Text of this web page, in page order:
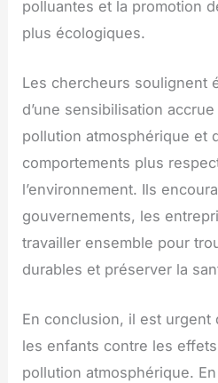
polluantes et la promotion
plus écologiques.
Les chercheurs soulignent
d’une sensibilisation
pollution atmosphérique et
comportements plus
l’environnement. Ils
gouvernements, les
travailler ensemble pour
durables et préserver la
En conclusion, il est urgent
les enfants contre les
pollution atmosphérique.